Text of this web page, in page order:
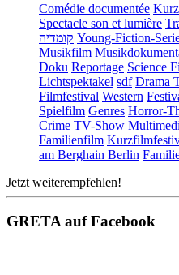
Comédie documentée
Spectacle son et lumière
קומדיה Young-Fiction-
Musikfilm
Doku Reportage Science
Lichtspektakel sdf Drama
Filmfestival Western
Spielfilm Genres Horror-
Crime TV-Show
Familienfilm
am Berghain Berlin
Jetzt weiterempfehlen!
GRETA auf Facebook